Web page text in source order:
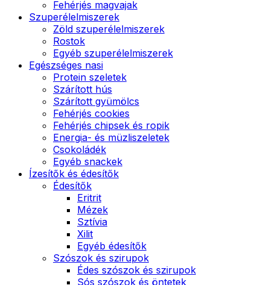
Fehérjés magvajak
Szuperélelmiszerek
Zöld szuperélelmiszerek
Rostok
Egyéb szuperélelmiszerek
Egészséges nasi
Protein szeletek
Szárított hús
Szárított gyümölcs
Fehérjés cookies
Fehérjés chipsek és ropik
Energia- és müzliszeletek
Csokoládék
Egyéb snackek
Ízesítők és édesítők
Édesítők
Eritrit
Mézek
Sztívia
Xilit
Egyéb édesítők
Szószok és szirupok
Édes szószok és szirupok
Sós szószok és öntetek